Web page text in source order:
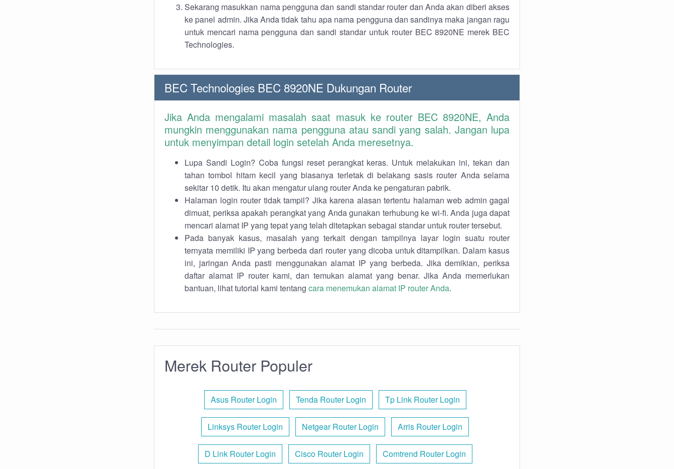
Sekarang masukkan nama pengguna dan sandi standar router dan Anda akan diberi akses
ke panel admin. Jika Anda tidak tahu apa nama pengguna dan sandinya maka jangan ragu
untuk mencari nama pengguna dan sandi standar untuk router BEC 8920NE merek BEC
Technologies.
BEC Technologies BEC 8920NE Dukungan Router
Jika Anda mengalami masalah saat masuk ke router BEC 8920NE, Anda
mungkin menggunakan nama pengguna atau sandi yang salah. Jangan lupa
untuk menyimpan detail login setelah Anda meresetnya.
Lupa Sandi Login? Coba fungsi reset perangkat keras. Untuk melakukan ini, tekan dan
tahan tombol hitam kecil yang biasanya terletak di belakang sasis router Anda selama
sekitar 10 detik. Itu akan mengatur ulang router Anda ke pengaturan pabrik.
Halaman login router tidak tampil? Jika karena alasan tertentu halaman web admin gagal
dimuat, periksa apakah perangkat yang Anda gunakan terhubung ke wi-fi. Anda juga dapat
mencari alamat IP yang tepat yang telah ditetapkan sebagai standar untuk router tersebut.
Pada banyak kasus, masalah yang terkait dengan tampilnya layar login suatu router
ternyata memiliki IP yang berbeda dari router yang dicoba untuk ditampilkan. Dalam kasus
ini, jaringan Anda pasti menggunakan alamat IP yang berbeda. Jika demikian, periksa
daftar alamat IP router kami, dan temukan alamat yang benar. Jika Anda memerlukan
bantuan, lihat tutorial kami tentang cara menemukan alamat IP router Anda.
Merek Router Populer
Asus Router Login Tenda Router Login Tp Link Router Login
Linksys Router Login Netgear Router Login Arris Router Login
D Link Router Login Cisco Router Login Comtrend Router Login